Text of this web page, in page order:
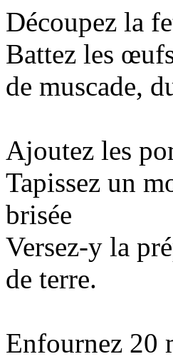
Découpez la
Battez les
de muscade,
Ajoutez les
Tapissez un
brisée
Versez-y la
de terre.
Enfournez 20